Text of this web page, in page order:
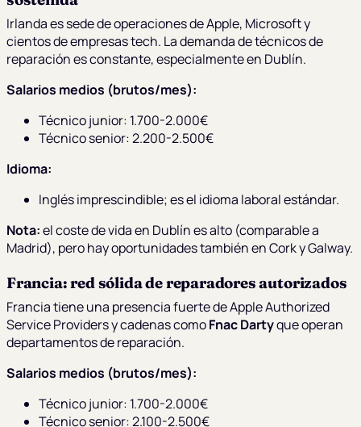
Irlanda es sede de operaciones de Apple, Microsoft y
cientos de empresas tech. La demanda de técnicos de
reparación es constante, especialmente en Dublín.
Salarios medios (brutos/mes):
Técnico junior: 1.700-2.000€
Técnico senior: 2.200-2.500€
Idioma:
Inglés imprescindible; es el idioma laboral estándar.
Nota:el coste de vida en Dublín es alto (comparable a
Madrid), pero hay oportunidades también en Cork y Galway.
Francia: red sólida de reparadores autorizados
Francia tiene una presencia fuerte de Apple Authorized
Service Providers y cadenas comoFnac Dartyque operan
departamentos de reparación.
Salarios medios (brutos/mes):
Técnico junior: 1.700-2.000€
Técnico senior: 2.100-2.500€